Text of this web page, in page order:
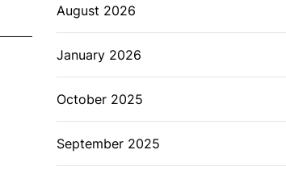
August 2026
January 2026
October 2025
September 2025